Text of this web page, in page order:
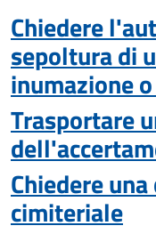
Chiedere
sepoltura di
inumazione
Trasportare
Chiedere
cimiteriale